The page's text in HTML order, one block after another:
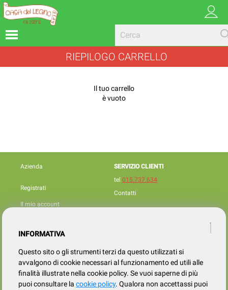
RIEPILOGO CARRELLO
Il tuo carrello
è vuoto
Azienda
Registrati
Il mio account
SERVIZIO CLIENTI
tel 015.737.634
Contatti
Cookies policy
INFORMATIVA
Questo sito o gli strumenti terzi da questo utilizzati si
avvalgono di cookie necessari al funzionamento ed utili alle
finalità illustrate nella cookie policy. Se vuoi saperne di più
puoi consultare lacookie policy. Qualora non accettassi puoi